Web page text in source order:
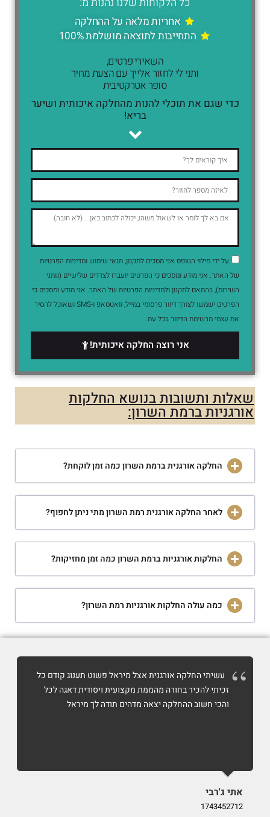
אחריות מלאה על ההחלקה
התחייבות לתוצאה מושלמת 100%
השאירי פרטים,
ותני לי לחזור אלייך עם הצעת מחיר
סופר אטרקטיבית
כדי שגם את תוכלי להנות מהחלקה איכותית ושיער
בריא!
על ידי מילוי הטופס אני מסכים לתקנון, תנאי שימוש ומדיניות הפרטיות
של האתר. אני מודע ומסכים כי הפרטים יועברו לצדדים שלישיים (נותני
השירות), בהתאם לתקנון ולמדיניות הפרטיות של האתר. אני מודע ומסכים כי
הפרטים ישמשו לצורך דיוור פרסומי במייל, וואטסאפ ו-SMS ושאוכל להסיר
את עצמי מרשימת הדיוור בכל עת.
אני רוצה החלקה איכותית!
שאלות ותשובות בנושא החלקות
אורגניות ברמת השרון:
החלקה אורגנית ברמת השרון כמה זמן לוקחת?
לאחר החלקה אורגנית רמת השרון מתי ניתן לחפוף?
החלקות אורגניות ברמת השרון כמה זמן מחזיקות?
כמה עולה החלקות אורגניות רמת השרון?
עשיתי החלקה אורגנית אצל מיראל פשוט תענוג קודם כל
זכיתי להכיר בחורה מהממת מקצועית ויסודית דאגה לכל
והכי חשוב ההחלקה יצאה מדהים תודה לך מיראל
אתי ג'רבי
1743452712